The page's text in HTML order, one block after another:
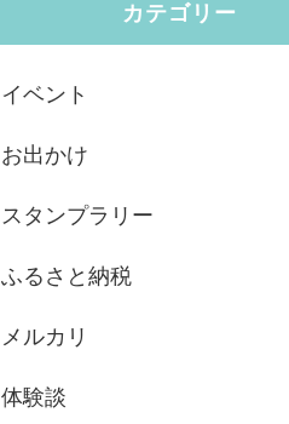
カテゴリー
イベント
お出かけ
スタンプラリー
ふるさと納税
メルカリ
体験談